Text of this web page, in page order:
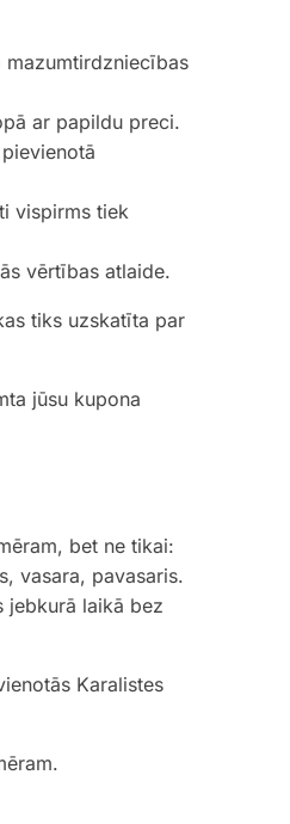
mazumtirdzniecības
ar papildu preci.
vispirms tiek
vērtības atlaide.
tiks uzskatīta par
jūsu kupona
bet ne tikai:
vasara, pavasaris.
jebkurā laikā bez
Karalistes